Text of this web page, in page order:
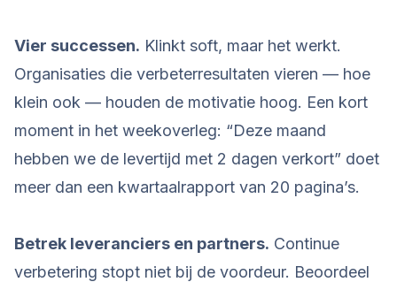
Vier successen. Klinkt soft, maar het werkt.
Organisaties die verbeterresultaten vieren — hoe
klein ook — houden de motivatie hoog. Een kort
moment in het weekoverleg: “Deze maand
hebben we de levertijd met 2 dagen verkort” doet
meer dan een kwartaalrapport van 20 pagina’s.
Betrek leveranciers en partners. Continue
verbetering stopt niet bij de voordeur. Beoordeel